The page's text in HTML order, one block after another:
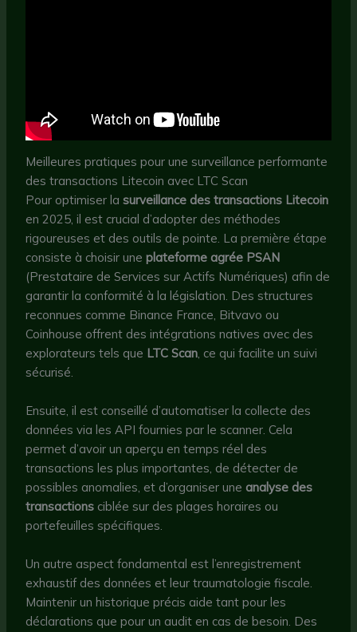
Meilleures pratiques pour une surveillance performante
des transactions Litecoin avec LTC Scan
Pour optimiser lasurveillance des transactions Litecoin
en 2025, il est crucial d’adopter des méthodes
rigoureuses et des outils de pointe. La première étape
consiste à choisir uneplateforme agrée PSAN
(Prestataire de Services sur Actifs Numériques) afin de
garantir la conformité à la législation. Des structures
reconnues comme Binance France, Bitvavo ou
Coinhouse offrent des intégrations natives avec des
explorateurs tels que LTC Scan , ce qui facilite un suivi
sécurisé.
Ensuite, il est conseillé d’automatiser la collecte des
données via les API fournies par le scanner. Cela
permet d’avoir un aperçu en temps réel des
transactions les plus importantes, de détecter de
possibles anomalies, et d’organiser une analyse des
transactions ciblée sur des plages horaires ou
portefeuilles spécifiques.
Un autre aspect fondamental est l’enregistrement
exhaustif des données et leur traumatologie fiscale.
Maintenir un historique précis aide tant pour les
déclarations que pour un audit en cas de besoin. Des